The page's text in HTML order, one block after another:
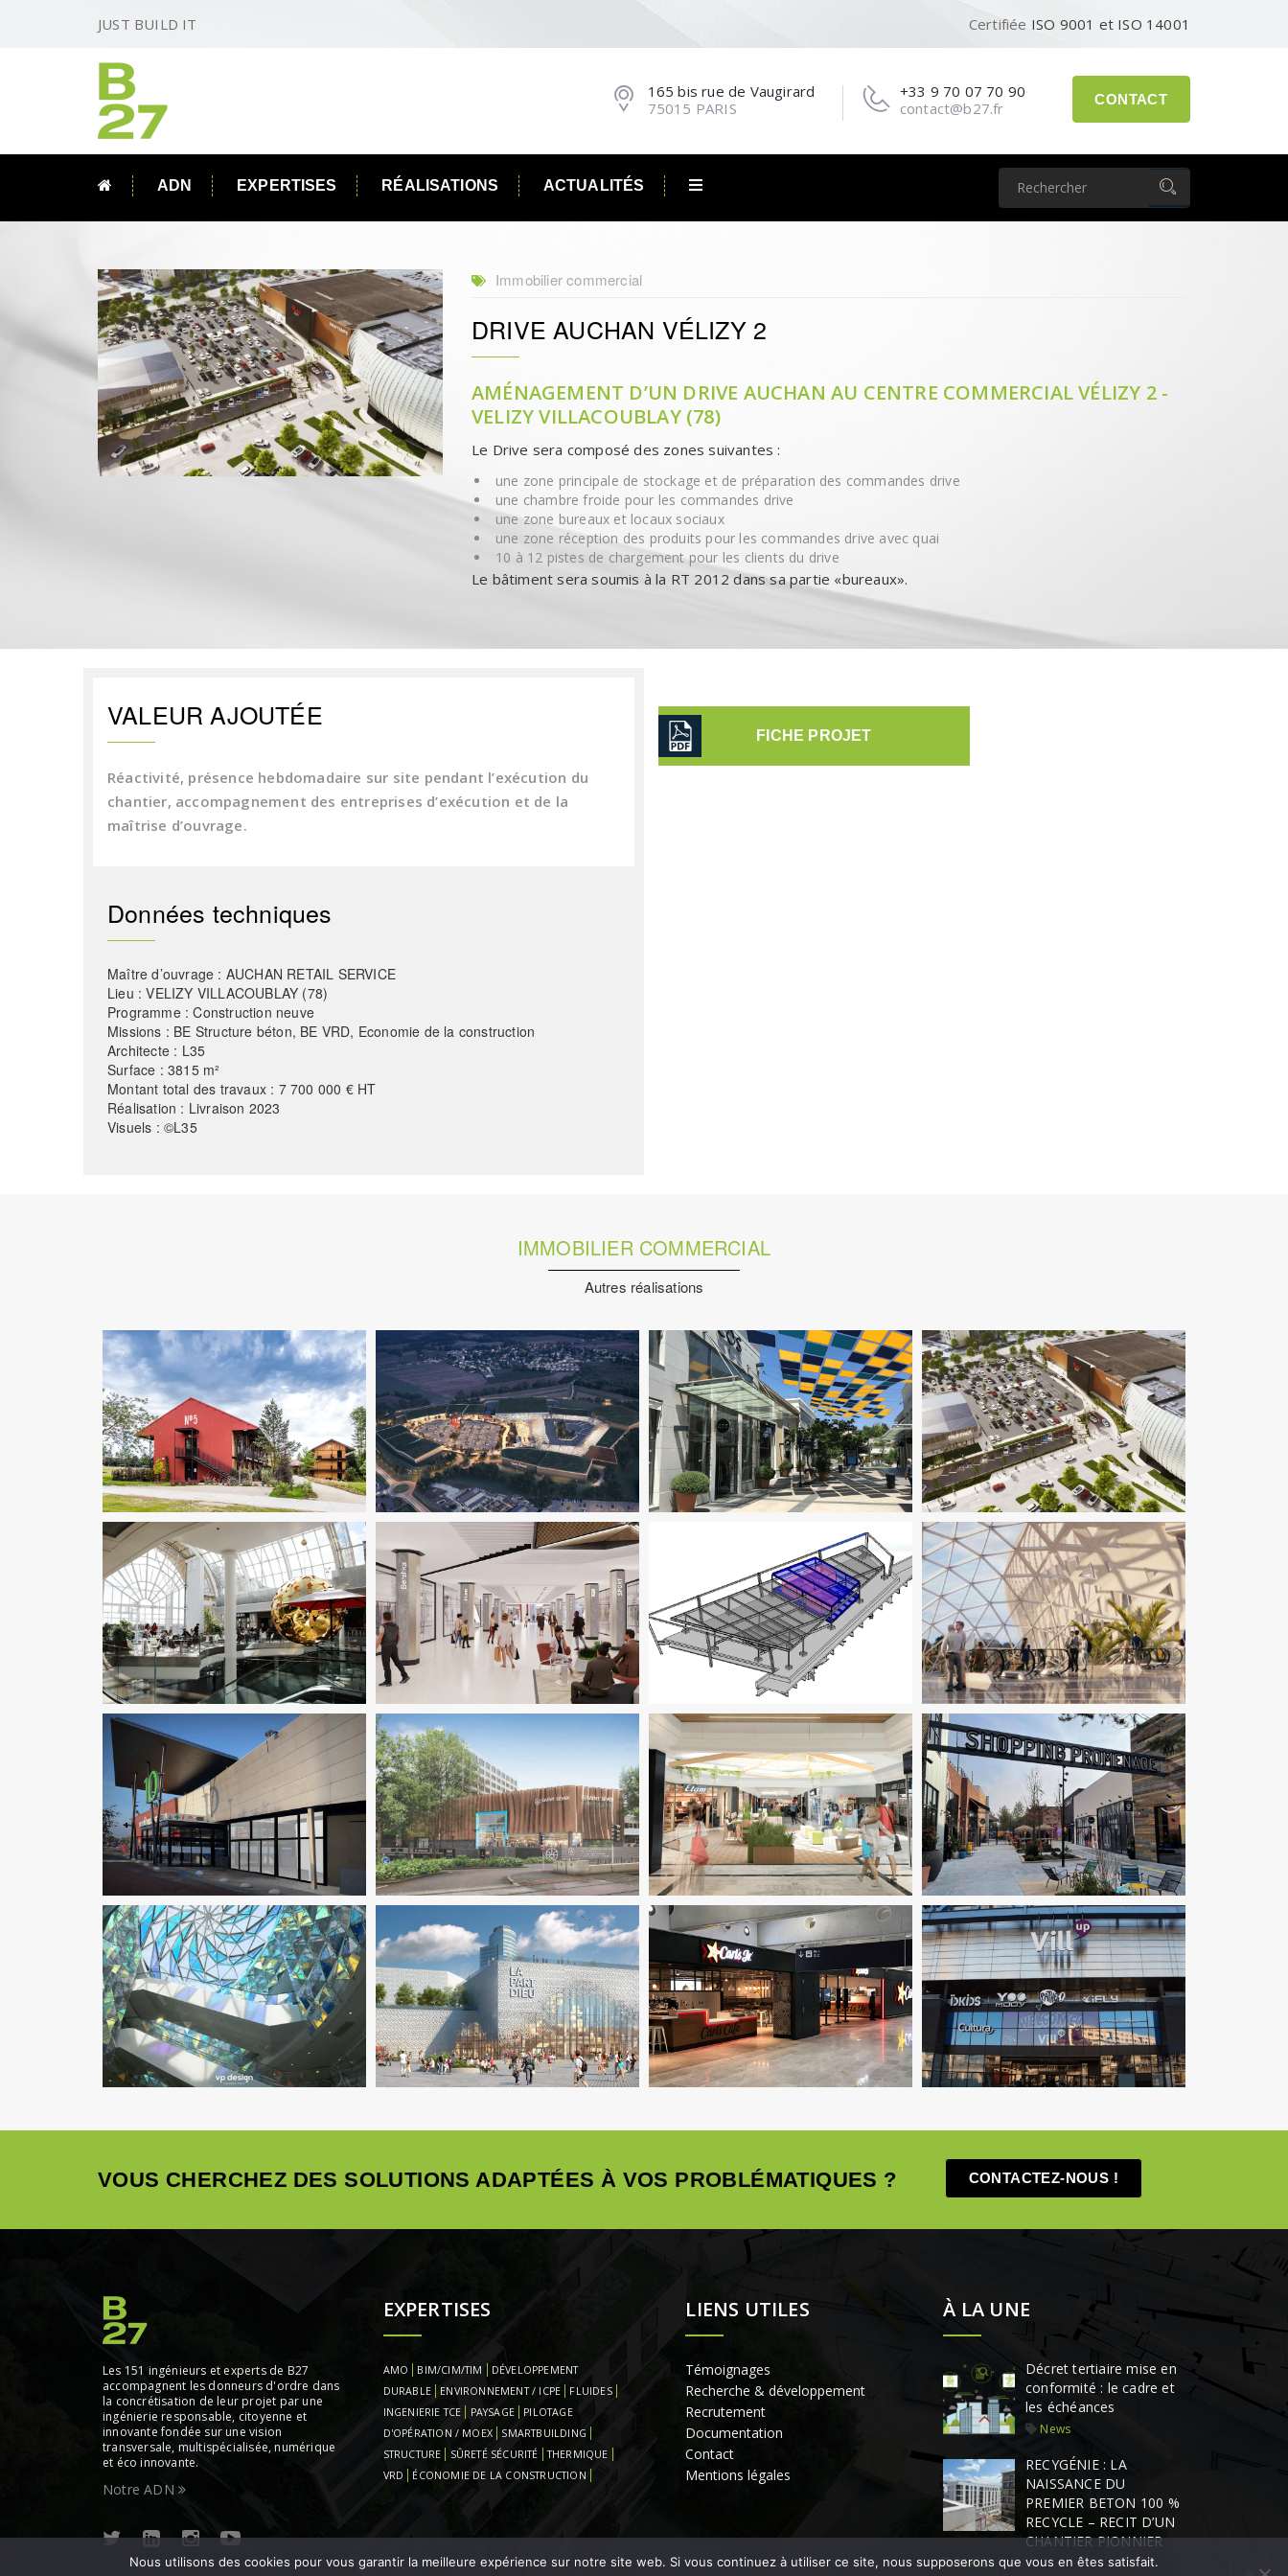
JUST BUILD IT Certifiée ISO 9001 et ISO 14001
CONTACT
+33 9 70 07 70 90
contact@b27.fr
165 bis rue de Vaugirard
75015 PARIS
ADN EXPERTISES RÉALISATIONS ACTUALITÉS
Immobilier commercial
DRIVE AUCHAN VÉLIZY 2
AMÉNAGEMENT D’UN DRIVE AUCHAN AU CENTRE COMMERCIAL VÉLIZY 2 -
VELIZY VILLACOUBLAY (78)
Le Drive sera composé des zones suivantes :
une zone principale de stockage et de préparation des commandes drive
une chambre froide pour les commandes drive
une zone bureaux et locaux sociaux
une zone réception des produits pour les commandes drive avec quai
10 à 12 pistes de chargement pour les clients du drive
Le bâtiment sera soumis à la RT 2012 dans sa partie «bureaux».
VALEUR AJOUTÉE
Réactivité, présence hebdomadaire sur site pendant l’exécution du
chantier, accompagnement des entreprises d’exécution et de la
maîtrise d’ouvrage.
Données techniques
Maître d’ouvrage : AUCHAN RETAIL SERVICE
Lieu : VELIZY VILLACOUBLAY (78)
Programme : Construction neuve
Missions : BE Structure béton, BE VRD, Economie de la construction
Architecte : L35
Surface : 3815 m²
Montant total des travaux : 7 700 000 € HT
Réalisation : Livraison 2023
Visuels : ©L35
FICHE PROJET
IMMOBILIER COMMERCIAL
Autres réalisations
Économie De La Construction
Fluides
Immobilier Commercial Pilotage
D'opération / MOEX Structure AMO Immobilier Commercial
Immobilier Commercial Ingenierie
TCE Pilotage D'opération / MOEX
Économie De La Construction
Immobilier Commercial Structure
VRD
Immobilier Commercial Ingenierie
TCE Pilotage D'opération / MOEX
Fluides
Immobilier Commercial
Ingenierie TCE Structure VRD
Économie De La Construction Fluides
Immobilier Commercial Structure
Immobilier Commercial Ingenierie
TCE Pilotage D'opération / MOEX
Économie De La Construction
Fluides
Immobilier Commercial Pilotage
D'opération / MOEX Structure
Fluides Immobilier Commercial
Structure Thermique VRD
Immobilier Commercial Ingenierie
TCE Pilotage D'opération / MOEX
Fluides
Immobilier Commercial
Ingenierie TCE Structure VRD
Immobilier Commercial Ingenierie
TCE
Pilotage D'opération / MOEX
Amiante Immobilier Commercial
Ingenierie TCE
Pilotage D'opération /
MOEX
BIM / CIM / TIM Fluides
Immobilier
Commercial Ingenierie TCE Pilotage
D'opération / MOEX
Structure VRD
Économie De La Construction Fluides
Immobilier Commercial Pilotage
D'opération / MOEX Structure
VOUS CHERCHEZ DES SOLUTIONS ADAPTÉES À VOS PROBLÉMATIQUES ? CONTACTEZ-NOUS !
Les 151 ingénieurs et experts de B27
accompagnent les donneurs d'ordre dans
la concrétisation de leur projet par une
ingénierie responsable, citoyenne et
innovante fondée sur une vision
transversale, multispécialisée, numérique
et éco innovante.
Notre ADN
EXPERTISES
AMO BIM/CIM/TIM
DÉVELOPPEMENT
DURABLE
ENVIRONNEMENT / ICPE
FLUIDES
INGENIERIE TCE
PAYSAGE
PILOTAGE
D'OPÉRATION / MOEX
SMARTBUILDING
STRUCTURE
SÛRETÉ SÉCURITÉ
THERMIQUE
VRD
ÉCONOMIE DE LA CONSTRUCTION
LIENS UTILES
Témoignages
Recherche & développement
Recrutement
Documentation
Contact
Mentions légales
À LA UNE
Décret tertiaire mise en
conformité : le cadre et
les échéances
News
RECYGÉNIE : LA
NAISSANCE DU
PREMIER BETON 100 %
RECYCLE – RECIT D’UN
CHANTIER PIONNIER
News
Nous utilisons des cookies pour vous garantir la meilleure expérience sur notre site web. Si vous continuez à utiliser ce site, nous supposerons que vous en êtes satisfait.